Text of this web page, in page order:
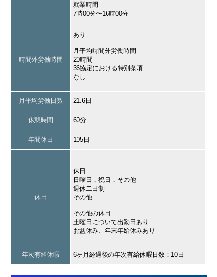
就業時間
7時00分〜16時00分
時間外労働時間
あり
月平均時間外労働時間
20時間
36協定における特別条項
なし
月平均労働日数 21.6日
休憩時間 60分
年間休日 105日
休日
休日
日曜日，祝日，その他
週休二日制
その他
その他の休日
土曜日について出勤日あり
お盆休み、年末年始休みあり
年次有給休暇 6ヶ月経過後の年次有給休暇日数：10日